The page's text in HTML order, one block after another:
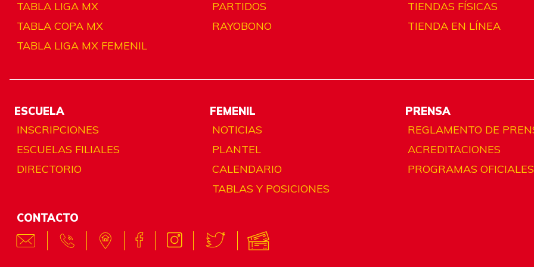
TABLA LIGA MX
TABLA COPA MX
TABLA LIGA MX FEMENIL
PARTIDOS
RAYOBONO
TIENDAS FÍSICAS
TIENDA EN LÍNEA
ESCUELA
INSCRIPCIONES
ESCUELAS FILIALES
DIRECTORIO
FEMENIL
NOTICIAS
PLANTEL
CALENDARIO
TABLAS Y POSICIONES
PRENSA
REGLAMENTO DE
ACREDITACIONES
PROGRAMAS OFICIALES
CONTACTO